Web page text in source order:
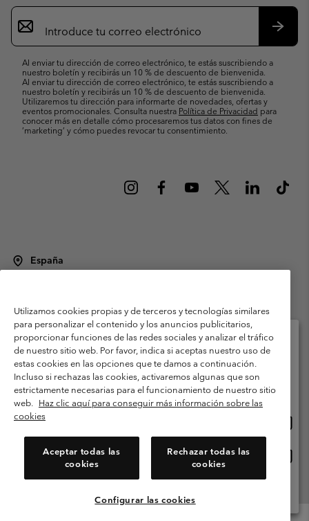
Suscripción
de
correo
Al enviar tu dirección de correo electrónico, te estás suscribiendo a
nuestro boletín y recibirás un 10 % de descuento de bienvenida.
Al enviar tu dirección de correo electrónico, te estás suscribiendo a
nuestro boletín y recibirás un 10 % de descuento de bienvenida.
Utilizaremos tu dirección para informarte de novedades, ofertas y
eventos promocionales. Consulta nuestra Política de Privacidad para
conocer más en detalle cómo procesaremos tus datos con fines de
’marketing’ y cómo puedes revocar tu consentimiento.
España
Condiciones de uso
Terminos de Venta
Garantía
Política de Privacidad
Términos y condiciones del programa de miembros
Términos De Uso Del Contenido Generado Por Los Usuarios
Impressum
Cookies Public CBCR
Utilizamos cookies propias y de terceros y tecnologías similares
para personalizar el contenido y los anuncios publicitarios,
proporcionar funciones de las redes sociales y analizar el tráfico
de nuestro sitio web. Por favor, indica si aceptas nuestro uso de
estas cookies en las opciones que te damos a continuación.
Incluso si rechazas las cookies, activaremos algunas que son
estrictamente necesarias para el funcionamiento de nuestro sitio
web. Haz clic aquí para conseguir más información sobre las
cookies
Aceptar todas las
cookies
Rechazar todas las
cookies
Configurar las cookies
Selecciona tu país e idioma envío
Compras en línea disponibles
línea
España
Ver Todos Los Países